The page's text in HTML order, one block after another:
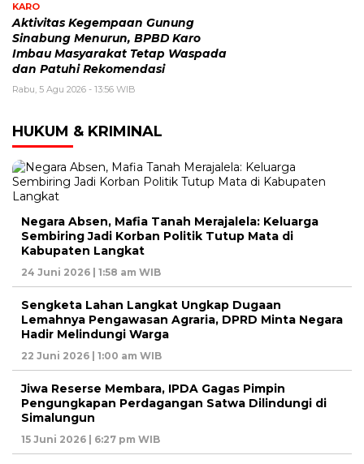
KARO
Aktivitas Kegempaan Gunung
Sinabung Menurun, BPBD Karo
Imbau Masyarakat Tetap Waspada
dan Patuhi Rekomendasi
Rabu, 5 Agu 2026 - 13:56 WIB
HUKUM & KRIMINAL
Negara Absen, Mafia Tanah Merajalela: Keluarga
Sembiring Jadi Korban Politik Tutup Mata di
Kabupaten Langkat
24 Juni 2026 | 1:58 am WIB
Sengketa Lahan Langkat Ungkap Dugaan
Lemahnya Pengawasan Agraria, DPRD Minta Negara
Hadir Melindungi Warga
22 Juni 2026 | 1:00 am WIB
Jiwa Reserse Membara, IPDA Gagas Pimpin
Pengungkapan Perdagangan Satwa Dilindungi di
Simalungun
15 Juni 2026 | 6:27 pm WIB